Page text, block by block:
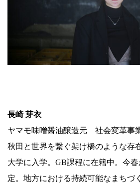
長崎 芽衣
ヤマモ味噌醤油醸造元 社会変革事
秋田と世界を繋ぐ架け橋のような存
大学に入学。GB課程に在籍中。今
定。地方における持続可能なまちづ